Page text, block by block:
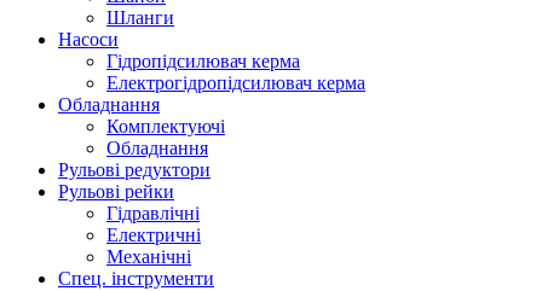
Шланги
Насоси
Гідропідсилювач керма
Електрогідропідсилювач керма
Обладнання
Комплектуючі
Обладнання
Рульові редуктори
Рульові рейки
Гідравлічні
Електричні
Механічні
Спец. інструменти